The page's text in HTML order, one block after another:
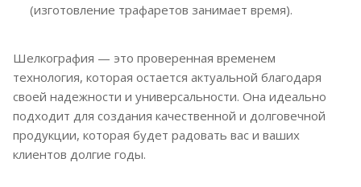
(изготовление трафаретов занимает время).
Шелкография — это проверенная временем
технология, которая остается актуальной благодаря
своей надежности и универсальности. Она идеально
подходит для создания качественной и долговечной
продукции, которая будет радовать вас и ваших
клиентов долгие годы.